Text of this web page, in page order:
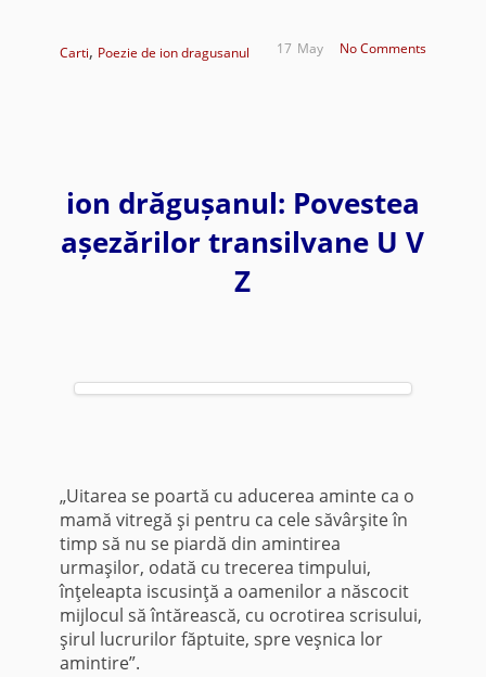
Carti, Poezie de ion dragusanul No Comments
May
17
ion drăgușanul: Povestea
așezărilor transilvane U V
Z
„Uitarea se poartă cu aducerea aminte ca o
mamă vitregă şi pentru ca cele săvârşite în
timp să nu se piardă din amintirea
urmaşilor, odată cu trecerea timpului,
înţeleapta iscusinţă a oamenilor a născocit
mijlocul să întărească, cu ocrotirea scrisului,
şirul lucrurilor făptuite, spre veşnica lor
amintire”.